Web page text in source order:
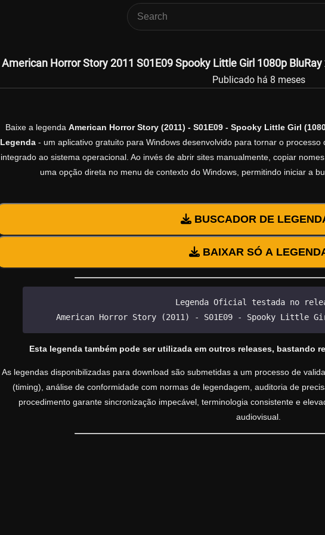
American Horror Story 2011 S01E09 Spooky Little Girl 1080p
Publicado há 8 meses
Baixe a legenda American Horror Story (2011) - S01E09 - Spooky Little Girl
Legenda - um aplicativo gratuito para Windows desenvolvido para tornar o
integrado ao sistema operacional. Ao invés de abrir sites manualmente, copiar
uma opção direta no menu de contexto do Windows, permitindo iniciar a
BUSCADOR DE
BAIXAR SÓ A
Legenda Oficial testada no
American Horror Story (2011) - S01E09 - Spooky Little
Esta legenda também pode ser utilizada em outros releases, bastando
As legendas disponibilizadas para download são submetidas a um processo de
(timing), análise de conformidade com normas de legendagem, auditoria de
procedimento garante sincronização impecável, terminologia consistente e
audiovisual.